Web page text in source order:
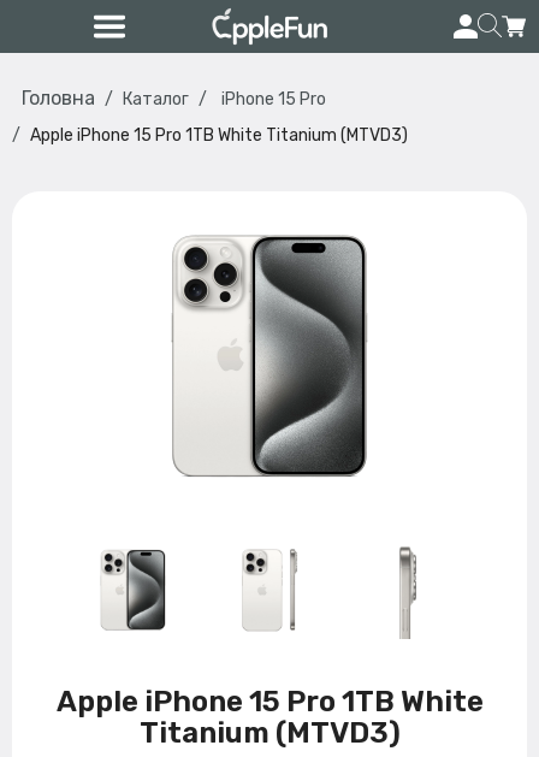
Головна Каталог
iPhone 15 Pro
Apple iPhone 15 Pro 1TB White Titanium (MTVD3)
Apple iPhone 15 Pro 1TB White
Titanium (MTVD3)